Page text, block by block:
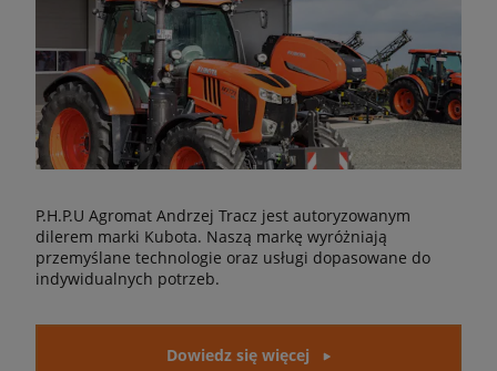
P.H.P.U Agromat Andrzej Tracz jest autoryzowanym
dilerem marki Kubota. Naszą markę wyróżniają
przemyślane technologie oraz usługi dopasowane do
indywidualnych potrzeb.
Dowiedz się więcej